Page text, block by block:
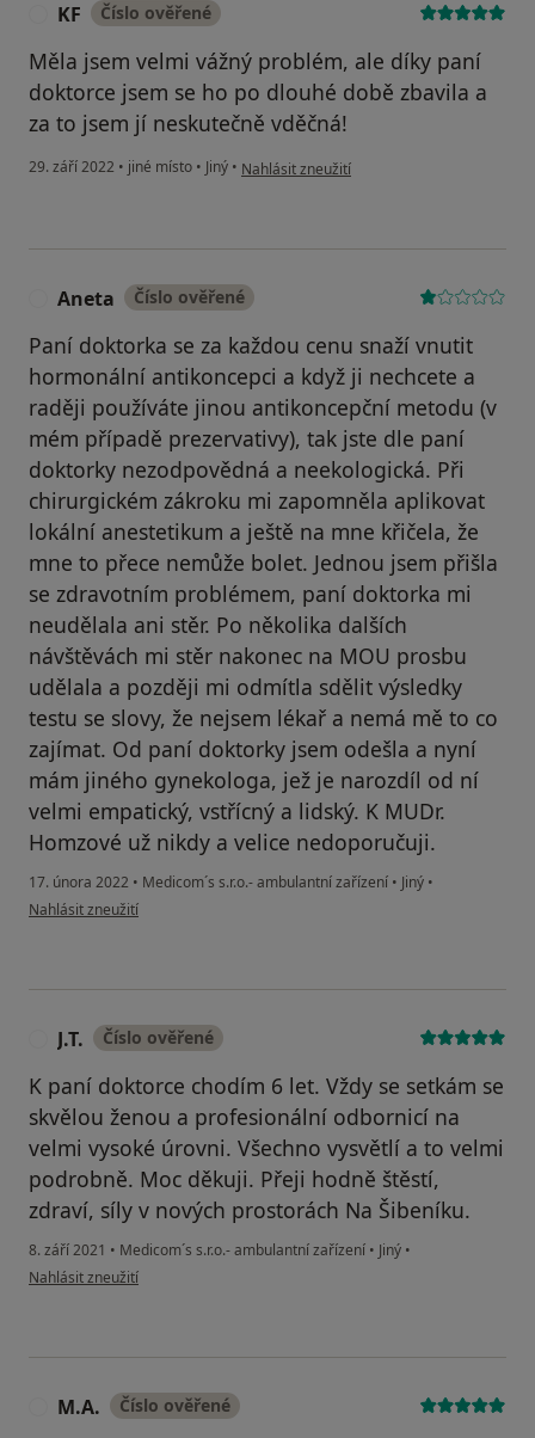
KF Číslo ověřené
Měla jsem velmi vážný problém, ale díky paní
doktorce jsem se ho po dlouhé době zbavila a
za to jsem jí neskutečně vděčná!
29. září 2022 • jiné místo • Jiný • podle názoru uživatele KF
Nahlásit zneužití
Aneta Číslo ověřené
Paní doktorka se za každou cenu snaží vnutit
hormonální antikoncepci a když ji nechcete a
raději používáte jinou antikoncepční metodu (v
mém případě prezervativy), tak jste dle paní
doktorky nezodpovědná a neekologická. Při
chirurgickém zákroku mi zapomněla aplikovat
lokální anestetikum a ještě na mne křičela, že
mne to přece nemůže bolet. Jednou jsem přišla
se zdravotním problémem, paní doktorka mi
neudělala ani stěr. Po několika dalších
návštěvách mi stěr nakonec na MOU prosbu
udělala a později mi odmítla sdělit výsledky
testu se slovy, že nejsem lékař a nemá mě to co
zajímat. Od paní doktorky jsem odešla a nyní
mám jiného gynekologa, jež je narozdíl od ní
velmi empatický, vstřícný a lidský. K MUDr.
Homzové už nikdy a velice nedoporučuji.
17. února 2022 • Medicom´s s.r.o.- ambulantní zařízení • Jiný •
podle názoru uživatele Aneta
Nahlásit zneužití
J.T. Číslo ověřené
K paní doktorce chodím 6 let. Vždy se setkám se
skvělou ženou a profesionální odbornicí na
velmi vysoké úrovni. Všechno vysvětlí a to velmi
podrobně. Moc děkuji. Přeji hodně štěstí,
zdraví, síly v nových prostorách Na Šibeníku.
8. září 2021 • Medicom´s s.r.o.- ambulantní zařízení • Jiný •
podle názoru uživatele J.T.
Nahlásit zneužití
M.A. Číslo ověřené